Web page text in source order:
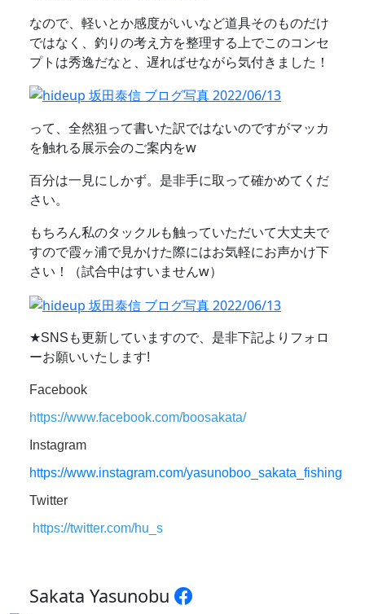
なので、軽いとか感度がいいなど道具そのものだけ
ではなく、釣りの考え方を整理する上でこのコンセ
プトは秀逸だなと、遅ればせながら気付きました！
って、全然狙って書いた訳ではないのですがマッカ
を触れる展示会のご案内をw
百分は一見にしかず。是非手に取って確かめてくだ
さい。
もちろん私のタックルも触っていただいて大丈夫で
すので霞ヶ浦で見かけた際にはお気軽にお声かけ下
さい！（試合中はすいませんw）
★SNSも更新していますので、是非下記よりフォロ
ーお願いいたします!
Facebook
https://www.facebook.com/boosakata/
Instagram
https://www.instagram.com/yasunoboo_sakata_fishing
Twitter
https://twitter.com/hu_s
Sakata Yasunobu